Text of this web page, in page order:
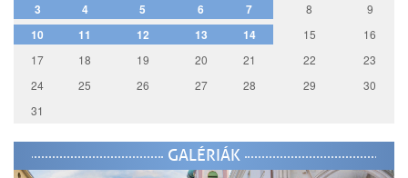
3 4 5 6 7 8 9
10 11 12 13 14 15
16
17
18 19 20 21 22
23
24
25 26 27 28 29
30
31
GALÉRIÁK